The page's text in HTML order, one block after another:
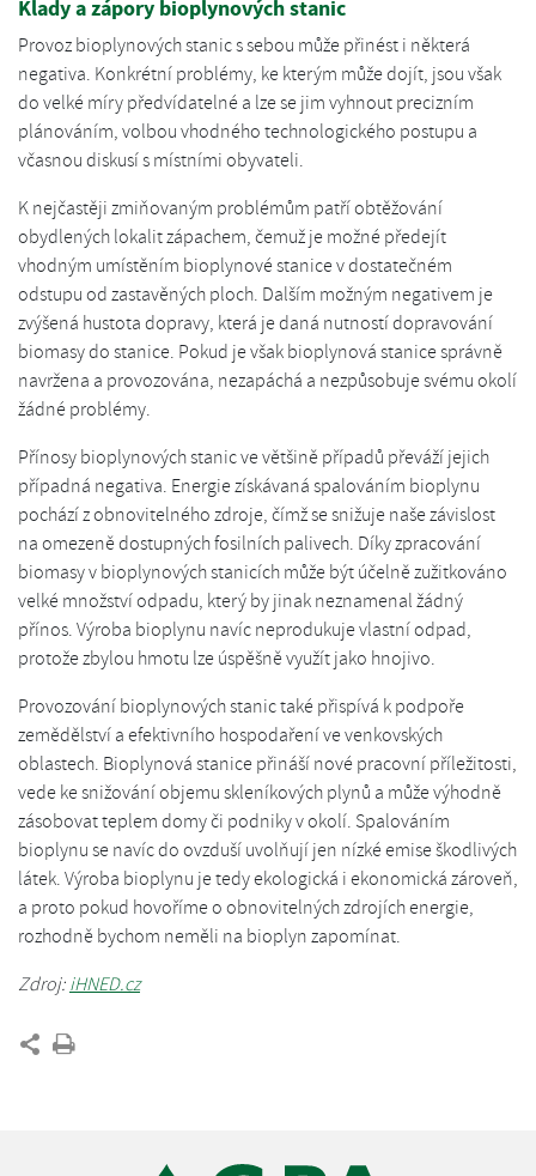
Klady a zápory bioplynových stanic
Provoz bioplynových stanic s sebou může přinést i některá
negativa. Konkrétní problémy, ke kterým může dojít, jsou však
do velké míry předvídatelné a lze se jim vyhnout precizním
plánováním, volbou vhodného technologického postupu a
včasnou diskusí s místními obyvateli.
K nejčastěji zmiňovaným problémům patří obtěžování
obydlených lokalit zápachem, čemuž je možné předejít
vhodným umístěním bioplynové stanice v dostatečném
odstupu od zastavěných ploch. Dalším možným negativem je
zvýšená hustota dopravy, která je daná nutností dopravování
biomasy do stanice. Pokud je však bioplynová stanice správně
navržena a provozována, nezapáchá a nezpůsobuje svému okolí
žádné problémy.
Přínosy bioplynových stanic ve většině případů převáží jejich
případná negativa. Energie získávaná spalováním bioplynu
pochází z obnovitelného zdroje, čímž se snižuje naše závislost
na omezeně dostupných fosilních palivech. Díky zpracování
biomasy v bioplynových stanicích může být účelně zužitkováno
velké množství odpadu, který by jinak neznamenal žádný
přínos. Výroba bioplynu navíc neprodukuje vlastní odpad,
protože zbylou hmotu lze úspěšně využít jako hnojivo.
Provozování bioplynových stanic také přispívá k podpoře
zemědělství a efektivního hospodaření ve venkovských
oblastech. Bioplynová stanice přináší nové pracovní příležitosti,
vede ke snižování objemu skleníkových plynů a může výhodně
zásobovat teplem domy či podniky v okolí. Spalováním
bioplynu se navíc do ovzduší uvolňují jen nízké emise škodlivých
látek. Výroba bioplynu je tedy ekologická i ekonomická zároveň,
a proto pokud hovoříme o obnovitelných zdrojích energie,
rozhodně bychom neměli na bioplyn zapomínat.
Zdroj: iHNED.cz